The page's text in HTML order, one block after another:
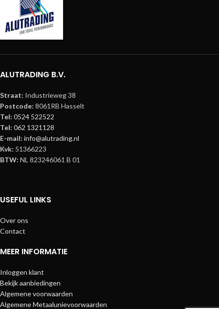
ALUTRADING B.V.
Straat: Industrieweg 38
Postcode: 8061RB Hasselt
Tel: 0524 522522
Tel: 062 1321128
E-mail: info@alutrading.nl
Kvk: 51366223
BTW: NL 823246061 B 01
USEFUL LINKS
Over ons
Contact
MEER INFORMATIE
Inloggen klant
Bekijk aanbiedingen
Algemene voorwaarden
Algemene Metaalunievoorwaarden